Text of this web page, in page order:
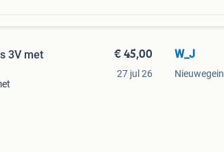
3V met
€ 45,00
27 jul 26
W_J
Nieuwegein